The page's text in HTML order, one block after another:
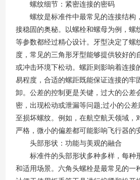
螺纹细节：紧密连接的密码
螺纹是标准件中最常见的连接结构
接稳固的奥秘。以螺栓和螺母为例，螺
等参数都经过精心设计。牙型决定了螺
度，常见的三角形牙型能够提供较好的
或冲击环境下松动。螺距则影响着连接
易程度，合适的螺距既能保证连接的牢
卸。公差的控制更是关键，过大的公差
密，出现松动或泄漏等问题;过小的公
至损坏螺纹。例如，在航空航天领域，
严格，微小的偏差都可能影响飞行器的
头部形状：功能与美观的融合
标准件的头部形状多种多样，每种
和适用场景。六角头螺栓是最常见的一